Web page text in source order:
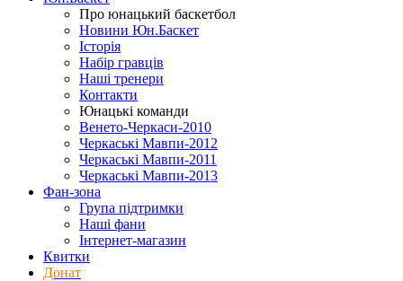
Про юнацький баскетбол
Новини Юн.Баскет
Історія
Набір гравців
Наші тренери
Контакти
Юнацькі команди
Венето-Черкаси-2010
Черкаські Мавпи-2012
Черкаські Мавпи-2011
Черкаські Мавпи-2013
Фан-зона
Група підтримки
Наші фани
Інтернет-магазин
Квитки
Донат